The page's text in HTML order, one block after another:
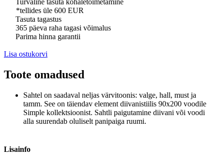
*tellides üle 600 EUR
Tasuta tagastus
365 päeva raha tagasi võimalus
Parima hinna garantii
Lisa ostukorvi
Toote omadused
Sahtel on saadaval neljas värvitoonis: valge, hall, must ja
tamm. See on täiendav element diivanistiilis 90x200 voodile
Simple kollektsioonist. Sahtli paigutamine diivani või voodi
alla suurendab oluliselt panipaiga ruumi.
Lisainfo